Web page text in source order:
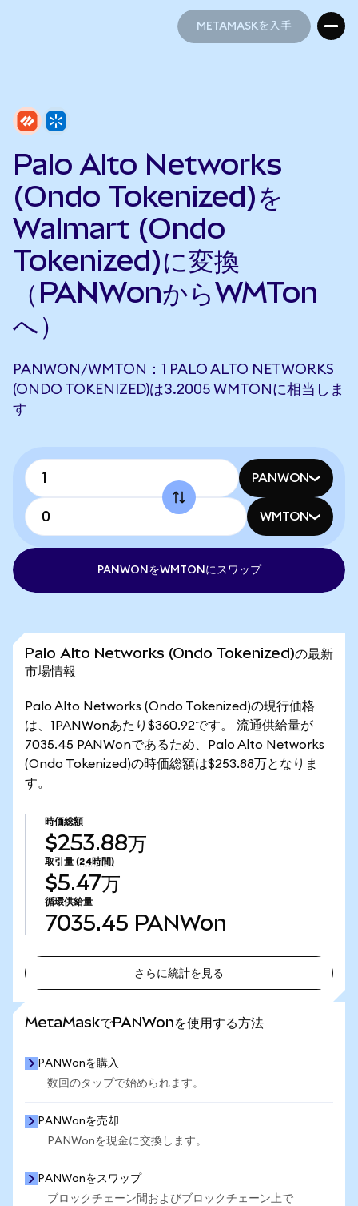
METAMASKを入手
Palo Alto Networks
(Ondo Tokenized)を
Walmart (Ondo
Tokenized)に変換
（PANWonからWMTon
へ）
PANWON/WMTON：1 PALO ALTO NETWORKS
(ONDO TOKENIZED)は3.2005 WMTONに相当しま
す
PANWON
WMTON
PANWONをWMTONにスワップ
Palo Alto Networks (Ondo Tokenized)の最新
市場情報
Palo Alto Networks (Ondo Tokenized)の現行価格
は、1PANWonあたり$360.92です。 流通供給量が
7035.45 PANWonであるため、Palo Alto Networks
(Ondo Tokenized)の時価総額は$253.88万となりま
す。
時価総額
$253.88万
取引量 (24時間)
$5.47万
循環供給量
7035.45 PANWon
さらに統計を見る
MetaMaskでPANWonを使用する方法
PANWonを購入
数回のタップで始められます。
PANWonを売却
PANWonを現金に交換します。
PANWonをスワップ
ブロックチェーン間およびブロックチェーン上で